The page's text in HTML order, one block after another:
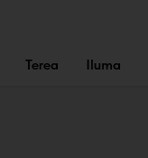
Terea Iluma